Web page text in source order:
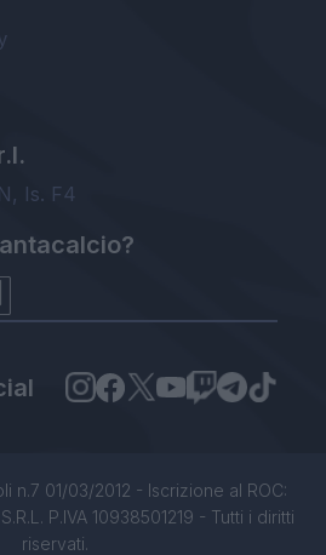
Is. F4
n.7 01/03/2012 - Iscrizione al ROC:
P.IVA 10938501219 - Tutti i diritti
riservati.